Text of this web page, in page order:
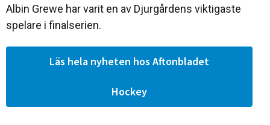
Albin Grewe har varit en av Djurgårdens viktigaste
spelare i finalserien.
Läs hela nyheten hos Aftonbladet
Hockey